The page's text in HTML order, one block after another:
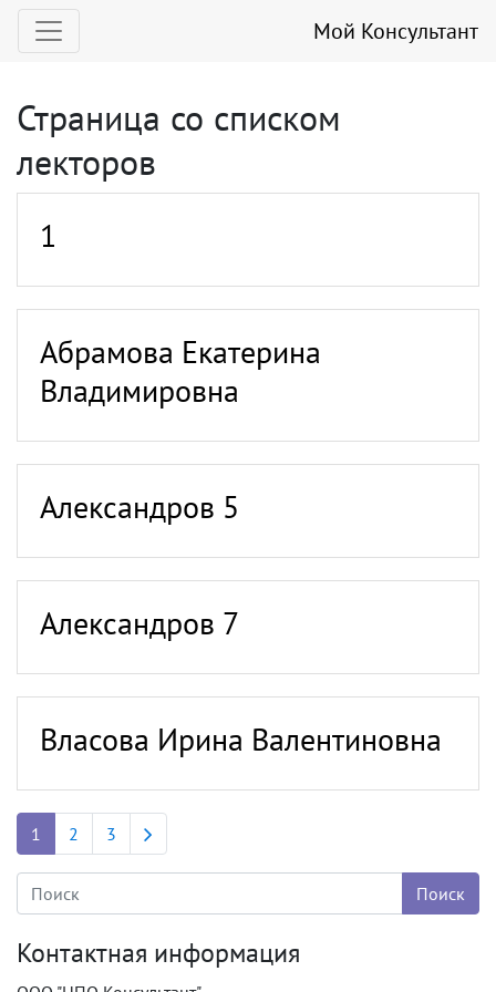
Мой Консультант
Страница со списком
лекторов
1
Абрамова Екатерина
Владимировна
Александров 5
Александров 7
Власова Ирина Валентиновна
1 2 3
Контактная информация